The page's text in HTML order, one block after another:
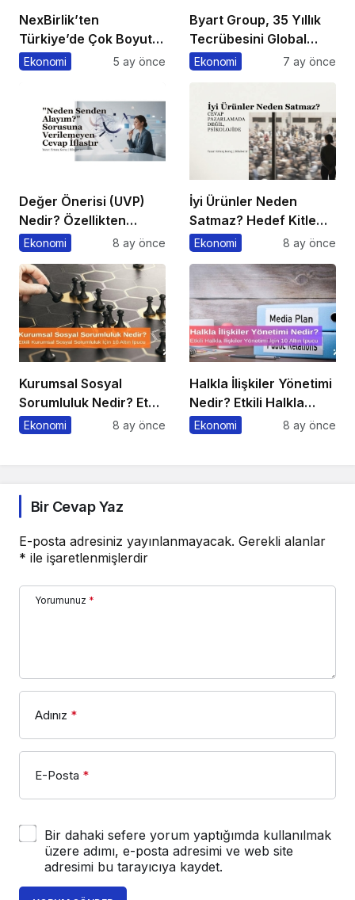
NexBirlik’ten
Türkiye’de Çok Boyutlu
Marka Hamlesi
Ekonomi 5 ay önce
Byart Group, 35 Yıllık
Tecrübesini Global
Başarıya Dönüştürüyor
Ekonomi 7 ay önce
Değer Önerisi (UVP)
Nedir? Özellikten
Faydaya Geçiş
Ekonomi 8 ay önce
İyi Ürünler Neden
Satmaz? Hedef Kitle
Yanılgısı
Ekonomi 8 ay önce
Kurumsal Sosyal
Sorumluluk Nedir? Etkili
Kurumsal Sosyal
Ekonomi 8 ay önce
Halkla İlişkiler Yönetimi
Nedir? Etkili Halkla
İlişkiler Yönetimi İçin 10
Ekonomi 8 ay önce
Bir Cevap Yaz
E-posta adresiniz yayınlanmayacak. Gerekli alanlar
* ile işaretlenmişlerdir
Yorumunuz *
Adınız *
E-Posta *
Bir dahaki sefere yorum yaptığımda kullanılmak
üzere adımı, e-posta adresimi ve web site
adresimi bu tarayıcıya kaydet.